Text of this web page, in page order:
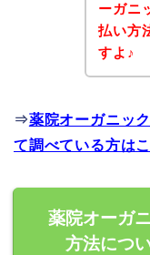
ーガニ
払い方
すよ♪
⇒薬院オーガニッ
て調べている方は
薬院オーガ
方法につ